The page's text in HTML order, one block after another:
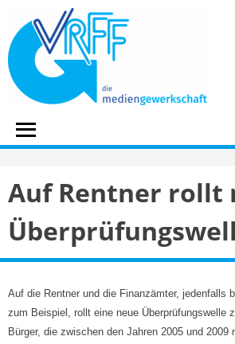
content
Auf Rentner rollt
Auf die Rentner und die Finanzämter, jedenfalls
zum Beispiel, rollt eine neue Überprüfungswelle
Bürger, die zwischen den Jahren 2005 und 2009